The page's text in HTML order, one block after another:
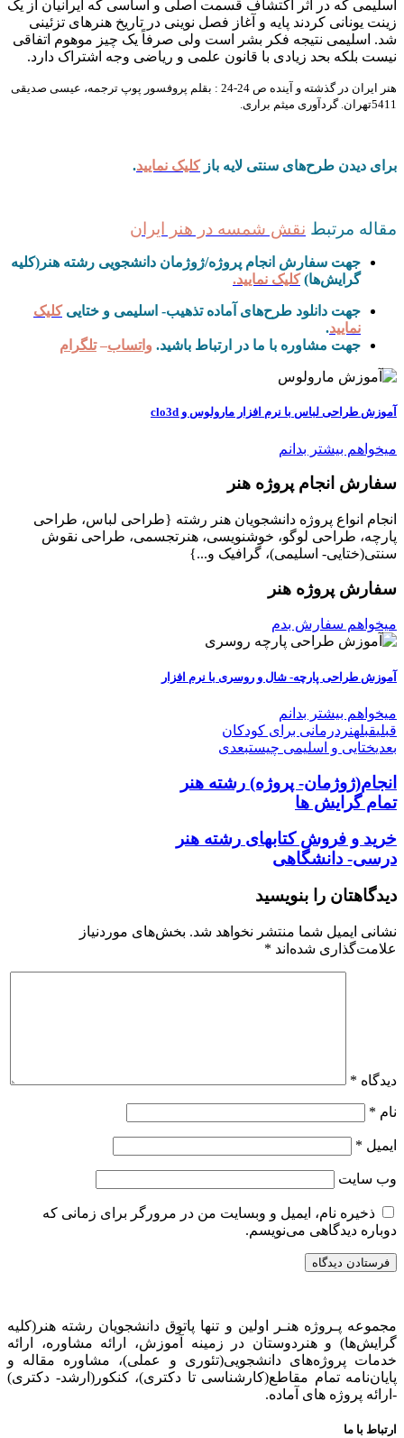
اسلیمی که در اثر اکتشاف قسمت اصلی و اساسی که ایرانیان از یک
زینت یونانی کردند پایه و آغاز فصل نوینی در تاریخ هنرهای تزئینی
شد. اسلیمی نتیجه فکر بشر است ولی صرفاً یک چیز موهوم اتفاقی
نیست بلکه بحد زیادی با قانون علمی و ریاضی وجه اشتراک دارد.
هنر ایران در گذشته و آینده ص 24-24 : بقلم پروفسور پوپ ترجمه، عیسی صدیقی
5411تهران. گردآوری میثم براری.
برای دیدن طرح‌های سنتی لایه بازکلیک نمایید.
مقاله مرتبط نقش شمسه در هنر ایران
جهت سفارش انجام پروژه/ژوژمان دانشجویی رشته هنر(کلیه
گرایش‌ها)کلیک نمایید.
جهت دانلود طرح‌های آماده تذهیب- اسلیمی و ختاییکلیک
نمایید.
جهت مشاوره با ما در ارتباط باشید. واتساب–تلگرام
آموزش طراحی لباس با نرم افزار مارولوس و clo3d
میخواهم بیشتر بدانم
سفارش انجام پروژه هنر
انجام انواع پروژه دانشجویان هنر رشته {طراحی لباس، طراحی
پارچه، طراحی لوگو، خوشنویسی، هنرتجسمی، طراحی نقوش
سنتی(ختایی- اسلیمی)، گرافیک و...}
سفارش پروژه هنر
میخواهم سفارش بدم
آموزش طراحی پارچه- شال و روسری با نرم افزار
میخواهم بیشتر بدانم
قبلیقبلهنردرمانی برای کودکان
بعدیختایی و اسلیمی چیستبعدی
انجام(ژوژمان- پروژه) رشته هنر
تمام گرایش ها
خرید و فروش کتابهای رشته هنر
درسی- دانشگاهی
دیدگاهتان را بنویسید
نشانی ایمیل شما منتشر نخواهد شد. بخش‌های موردنیاز
علامت‌گذاری شده‌اند *
دیدگاه *
نام *
ایمیل *
وب‌ سایت
ذخیره نام، ایمیل و وبسایت من در مرورگر برای زمانی که
دوباره دیدگاهی می‌نویسم.
مجموعه پـروژه‌ هنـر اولین و تنها پاتوق دانشجویان رشته هنر(کلیه
گرایش‌ها) و هنردوستان در زمینه آموزش، ارائه‌ مشاوره‌، ارائه
خدمات پروژه‌های‌ دانشجویی(تئوری و عملی)، مشاوره مقاله و
پایان‌نامه تمام مقاطع(کارشناسی تا دکتری)، کنکور(ارشد- دکتری)
-ارائه پروژه های آماده.
ارتباط با ما